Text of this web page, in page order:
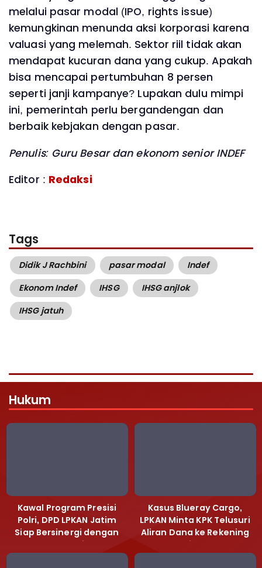
melalui pasar modal (IPO, rights issue)
kemungkinan menunda aksi korporasi karena
valuasi yang melemah. Sektor riil tidak akan
mendapat kucuran dana yang cukup. Apakah
bisa mencapai pertumbuhan 8 persen
seperti janji kampanye? Lupakan dulu mimpi
ini, pemerintah perlu bergandengan dan
berbaik kebjakan dengan pasar.
Penulis: Guru Besar dan ekonom senior INDEF
Editor : Redaksi
Tags
Didik J Rachbini pasar modal
Indef
Ekonom Indef
IHSG
IHSG anjlok
IHSG jatuh
Hukum
Kawal Program Presisi
Polri, DPD LPKAN Jatim
Siap Bersinergi dengan
Polda Jatim
Kasus Blueray Cargo,
LPKAN Minta KPK Telusuri
Aliran Dana ke Rekening
Heri Black